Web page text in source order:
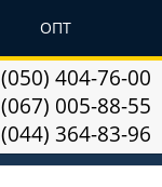
ОПТ
(050) 404-76-00
(067) 005-88-55
(044) 364-83-96